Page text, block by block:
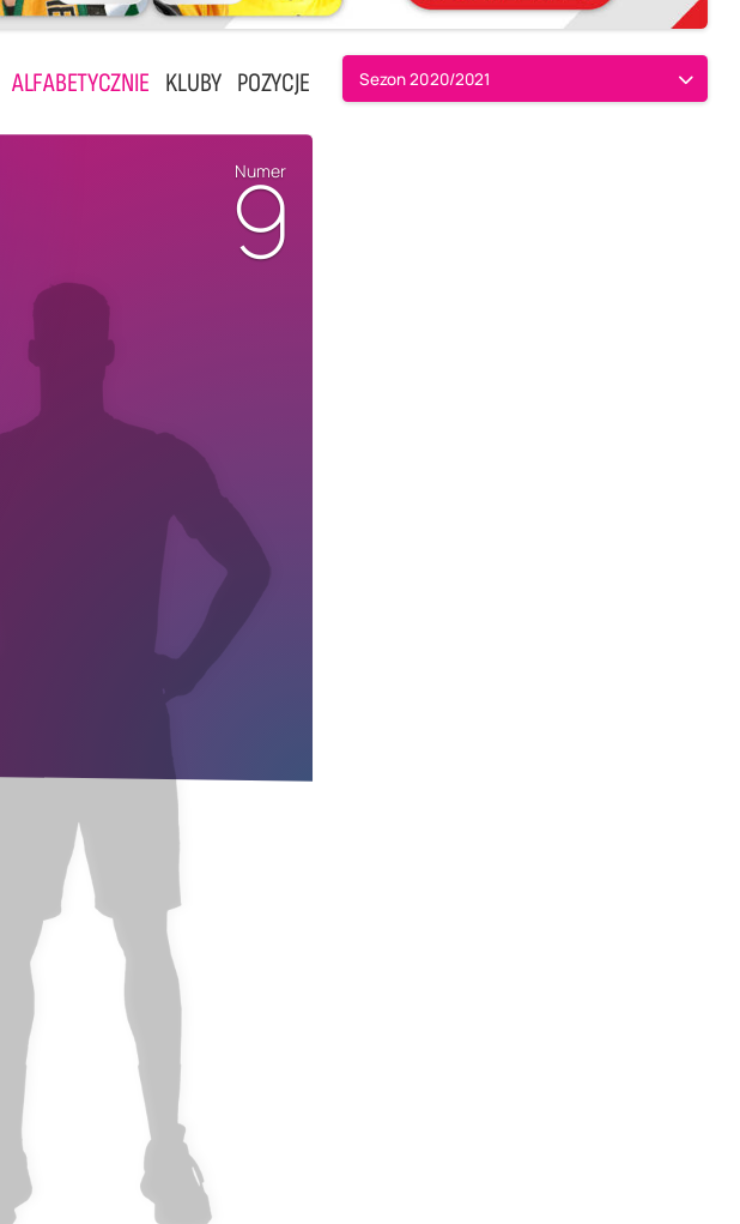
ALFABETYCZNIE KLUBY POZYCJE Sezon 2020/2021
Numer
9